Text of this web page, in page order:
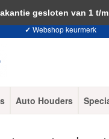
✓ Webshop keurmerk
Auto Houders
akkoord met het gebruik
gesloten van 1 t/